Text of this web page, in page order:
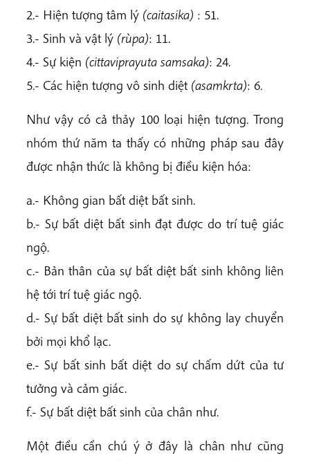
2.- Hiện tượng tâm lý (caitasika) : 51.
3.- Sinh và vật lý (rùpa): 11.
4.- Sự kiện (cittaviprayuta samsaka): 24.
5.- Các hiện tượng vô sinh diệt (asamkrta): 6.
Như vậy có cả thảy 100 loại hiện tượng. Trong
nhóm thứ năm ta thấy có những pháp sau đây
được nhận thức là không bị điều kiện hóa:
a.- Không gian bất diệt bất sinh.
b.- Sự bất diệt bất sinh đạt được do trí tuệ giác
ngộ.
c.- Bản thân của sự bất diệt bất sinh không liên
hệ tới trí tuệ giác ngộ.
d.- Sự bất diệt bất sinh do sự không lay chuyển
bởi mọi khổ lạc.
e.- Sự bất sinh bất diệt do sự chấm dứt của tư
tưởng và cảm giác.
f.- Sự bất diệt bất sinh của chân như.
Một điều cần chú ý ở đây là chân như cũng